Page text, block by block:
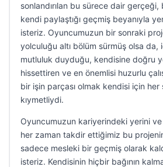
sonlandırılan bu sürece dair gerçeği,
kendi paylaştığı geçmiş beyanıyla
isteriz. Oyuncumuzun bir sonraki
yolculuğu altı bölüm sürmüş olsa da,
mutluluk duyduğu, kendisine doğru
hissettiren ve en önemlisi huzurlu
bir işin parçası olmak kendisi için
kıymetliydi.
Oyuncumuzun kariyerindeki yerini ve
her zaman takdir ettiğimiz bu
sadece mesleki bir geçmiş olarak
isteriz. Kendisinin hiçbir bağının